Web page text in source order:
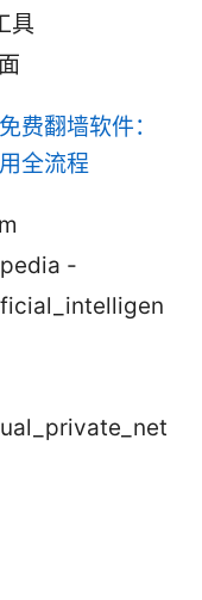
具
免费翻墙软件：
全流程
-